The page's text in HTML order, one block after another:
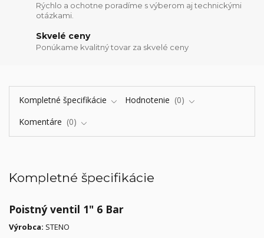
Rýchlo a ochotne poradíme s výberom aj technickými
otázkami.
Skvelé ceny
Ponúkame kvalitný tovar za skvelé ceny
Kompletné špecifikácie Hodnotenie
0
Komentáre
0
Kompletné špecifikácie
Poistný ventil 1" 6 Bar
Výrobca: STENO